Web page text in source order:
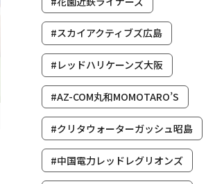
#スカイアクティブズ広島
#レッドハリケーンズ大阪
#AZ-COM丸和MOMOTARO’S
#クリタウォーターガッシュ昭島
#中国電力レッドレグリオンズ